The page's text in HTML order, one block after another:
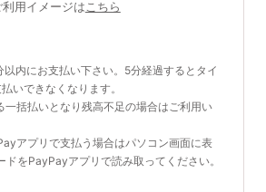
用イメージは こちら
内にお支払い下さい。5分経過するとタイ
いできなくなります。
括払いとなり残高不足の場合はご利用い
アプリで支払う場合はパソコン画面に表
ドをPayPayアプリで読み取ってください。